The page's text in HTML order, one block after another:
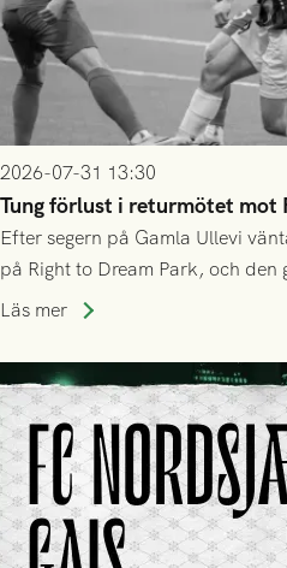
2026-07-31 13:30
Tung förlust i returmötet
Efter segern på Gamla Ullevi
på Right to Dream Park, och
upphöra efter mindre än kvarten
tennissiffror och det grönsvarta
Läs mer